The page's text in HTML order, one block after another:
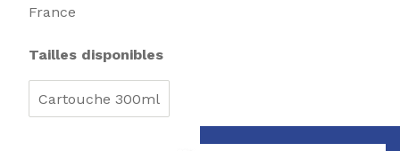
France
Tailles disponibles
Cartouche 300ml